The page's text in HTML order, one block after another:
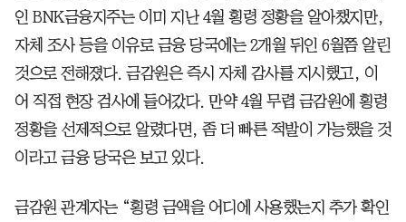
인 BNK금융지주는 이미 지난 4월 횡령 정황을 알아챘지만,
자체 조사 등을 이유로 금융 당국에는 2개월 뒤인 6월쯤 알린
것으로 전해졌다. 금감원은 즉시 자체 감사를 지시했고, 이
어 직접 현장 검사에 들어갔다. 만약 4월 무렵 금감원에 횡령
정황을 선제적으로 알렸다면, 좀 더 빠른 적발이 가능했을 것
이라고 금융 당국은 보고 있다.
금감원 관계자는 “횡령 금액을 어디에 사용했는지 추가 확인